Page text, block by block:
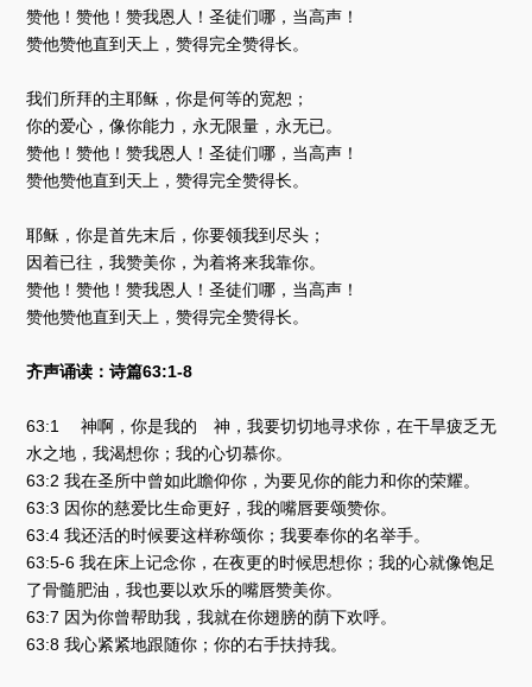
赞他！赞他！赞我恩人！圣徒们哪，当高声！
赞他赞他直到天上，赞得完全赞得长。
我们所拜的主耶稣，你是何等的宽恕；
你的爱心，像你能力，永无限量，永无已。
赞他！赞他！赞我恩人！圣徒们哪，当高声！
赞他赞他直到天上，赞得完全赞得长。
耶稣，你是首先末后，你要领我到尽头；
因着已往，我赞美你，为着将来我靠你。
赞他！赞他！赞我恩人！圣徒们哪，当高声！
赞他赞他直到天上，赞得完全赞得长。
齐声诵读：诗篇63:1-8
63:1 神啊，你是我的 神，我要切切地寻求你，在干旱疲乏无
水之地，我渴想你；我的心切慕你。
63:2 我在圣所中曾如此瞻仰你，为要见你的能力和你的荣耀。
63:3 因你的慈爱比生命更好，我的嘴唇要颂赞你。
63:4 我还活的时候要这样称颂你；我要奉你的名举手。
63:5-6 我在床上记念你，在夜更的时候思想你；我的心就像饱足
了骨髓肥油，我也要以欢乐的嘴唇赞美你。
63:7 因为你曾帮助我，我就在你翅膀的荫下欢呼。
63:8 我心紧紧地跟随你；你的右手扶持我。